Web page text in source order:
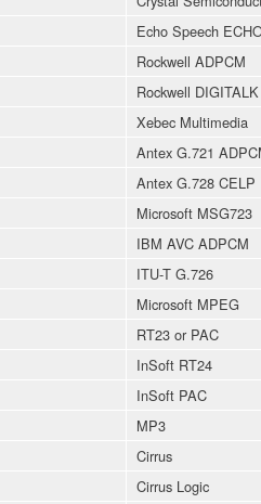
Echo Speech
Rockwell ADPCM
Rockwell DIGITALK
Xebec Multimedia
Antex G.721
Antex G.728 CELP
Microsoft MSG723
IBM AVC ADPCM
ITU-T G.726
Microsoft MPEG
RT23 or PAC
InSoft RT24
InSoft PAC
MP3
Cirrus
Cirrus Logic